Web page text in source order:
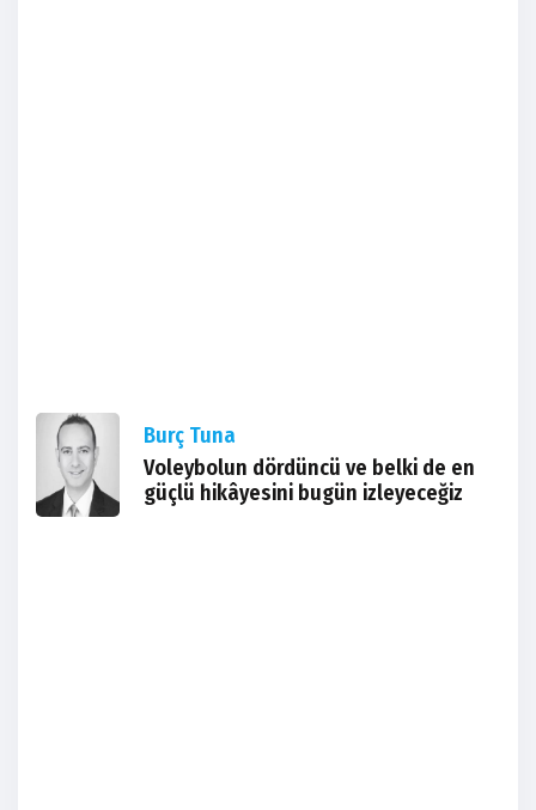
Burç Tuna
Voleybolun dördüncü ve belki de en
güçlü hikâyesini bugün izleyeceğiz